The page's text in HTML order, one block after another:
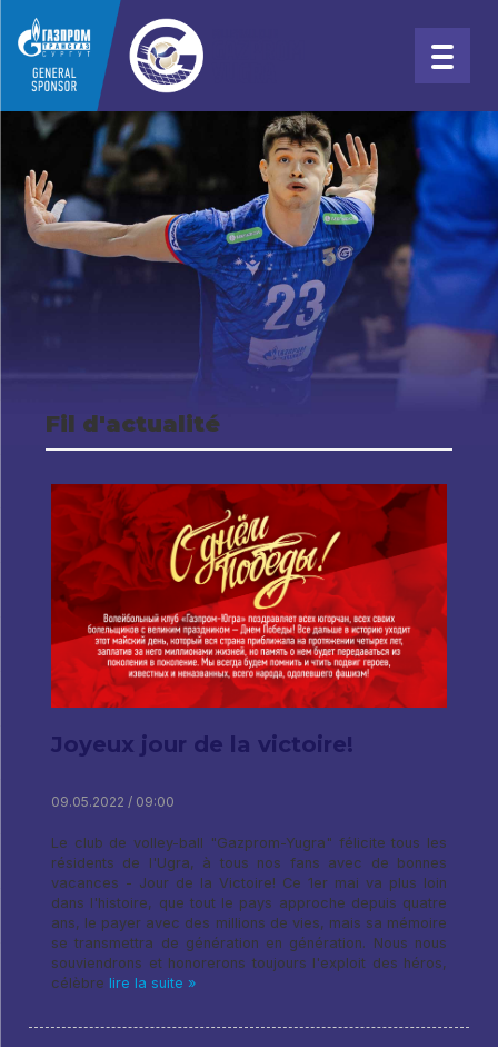
Fil d'actualité
Joyeux jour de la victoire!
09.05.2022 / 09:00
Le club de volley-ball "Gazprom-Yugra" félicite tous les
résidents de l'Ugra, à tous nos fans avec de bonnes
vacances - Jour de la Victoire! Ce 1er mai va plus loin
dans l'histoire, que tout le pays approche depuis quatre
ans, le payer avec des millions de vies, mais sa mémoire
se transmettra de génération en génération. Nous nous
souviendrons et honorerons toujours l'exploit des héros,
célèbre lire la suite »